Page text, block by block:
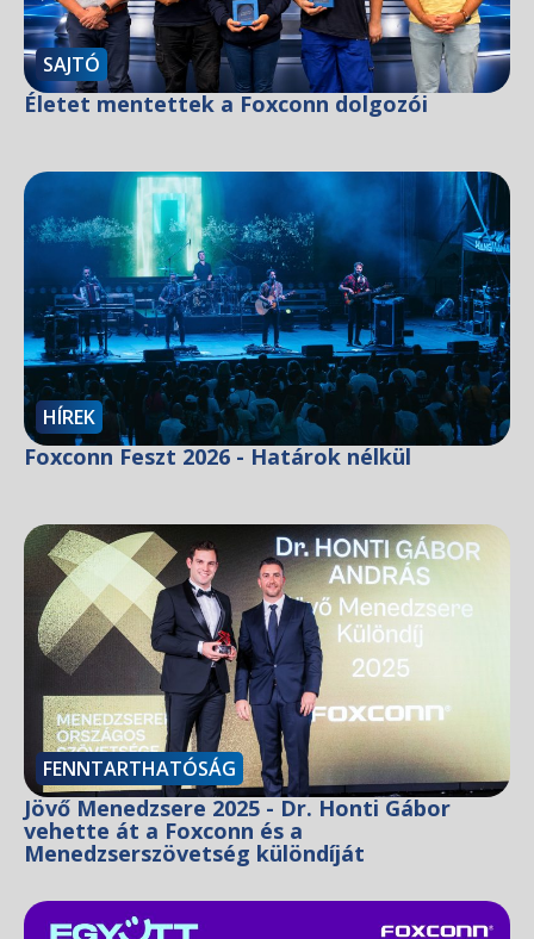
SAJTÓ
Életet mentettek a Foxconn dolgozói
HÍREK
Foxconn Feszt 2026 - Határok nélkül
FENNTARTHATÓSÁG
Jövő Menedzsere 2025 - Dr. Honti Gábor
vehette át a Foxconn és a
Menedzserszövetség különdíját